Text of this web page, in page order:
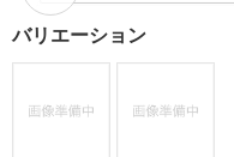
バリエーション